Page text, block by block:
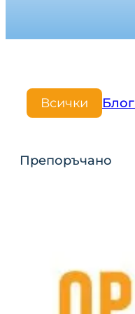
Всички Блог
Препоръчано